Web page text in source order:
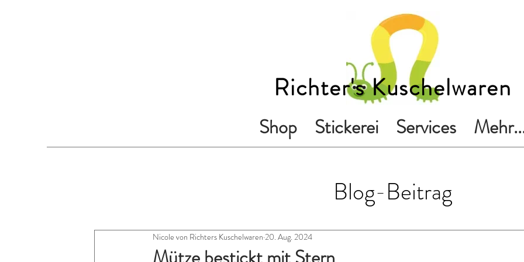
Richter's Kuschelwaren
Shop Stickerei Services
Blog-Beitrag
Nicole von Richters Kuschelwaren 20. Aug. 2024